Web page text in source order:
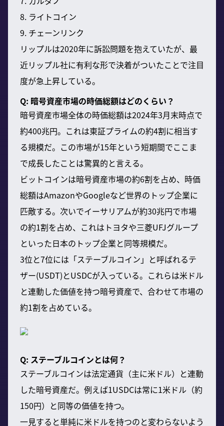
8. ライトコイン
9. チェーンリンク
リップルは2020年に訴訟問題を抱えていたが、最
近リップル社に有利な形で決着がついたことで注目
度が急上昇している。
Q: 暗号資産市場の時価総額はどのくらい？
暗号資産市場全体の時価総額は2024年3月末時点で
約400兆円。これは東証プライムの約4割に相当す
る規模だ。この市場が15年という短期間でここま
で成長したことは驚異的と言える。
ビットコインは暗号資産市場の約6割を占め、時価
総額はAmazonやGoogleなど世界のトップ企業に
匹敵する。次いでイーサリアムが約30兆円で市場
の約1割を占め、これはトヨタや三菱UFJグループ
といった日本のトップ企業と同等規模だ。
3位と7位には「ステーブルコイン」と呼ばれるテ
ザー(USDT)とUSDCが入っている。これらは米ドル
と連動した価値を持つ暗号資産で、合わせて市場の
約1割を占めている。
Q: ステーブルコインとは何？
ステーブルコインは法定通貨（主に米ドル）と連動
した暗号資産だ。例えば1USDCは常に1米ドル（約
150円）と同等の価値を持つ。
一見すると単純に米ドルを持つのと変わらないよう